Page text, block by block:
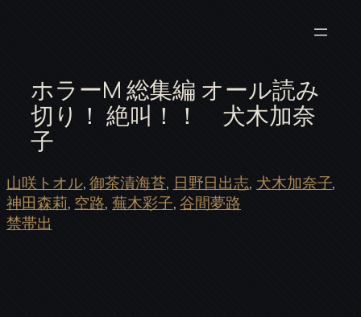
ホラーM 総集編 オール読み
切り！ 絶叫！！ 犬木加奈
子
山咲トオル, 御茶漬海苔, 日野日出志, 犬木加奈子
神田森莉, 空路, 蕪木彩子, 谷間夢路
禁帯出